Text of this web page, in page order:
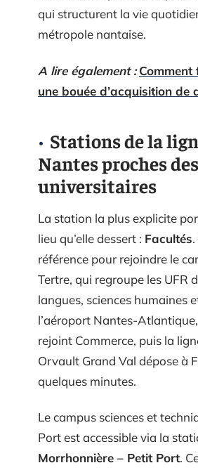
qui structurent la vie
métropole nantaise.
A lire également : Comment
une bouée d’acquisition de
Stations de la
Nantes proches
universitaires
La station la plus explicite
lieu qu’elle dessert : Facultés
référence pour rejoindre le
Tertre, qui regroupe les UFR
langues, sciences humaines
l’aéroport Nantes-
rejoint Commerce, puis la
Orvault Grand Val dépose à
quelques minutes.
Le campus sciences et
Port est accessible via la
Morrhonnière – Petit Port.